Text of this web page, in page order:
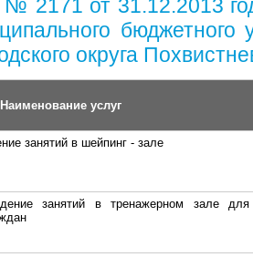
2171 от 31.12.2013
округа
Наименование услуг
занятий в шейпинг - зале
занятий в тренажерном зале для